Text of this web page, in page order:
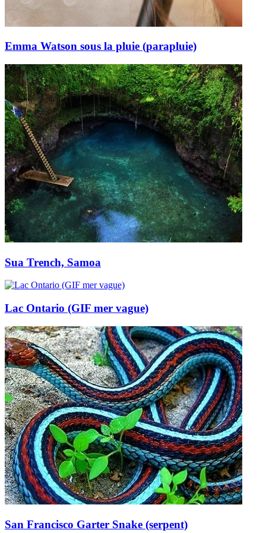
Emma Watson sous la pluie (parapluie)
Sua Trench, Samoa
Lac Ontario (GIF mer vague)
San Francisco Garter Snake (serpent)